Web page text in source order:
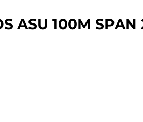
ASU 100M SPAN